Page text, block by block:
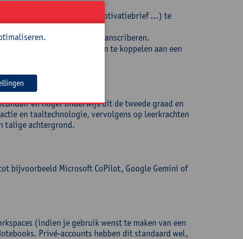
om een tekst (recensie, motivatiebrief …) te
om een audiofragment te transcriberen.
uitwerken van stemklonen te koppelen aan een
en hoger onderwijs uit de tweede graad en
en taaltechnologie, vervolgens op leerkrachten
talige achtergrond.
bijvoorbeeld Microsoft CoPilot, Google Gemini of
(indien je gebruik wenst te maken van een
Privé-accounts hebben dit standaard wel,